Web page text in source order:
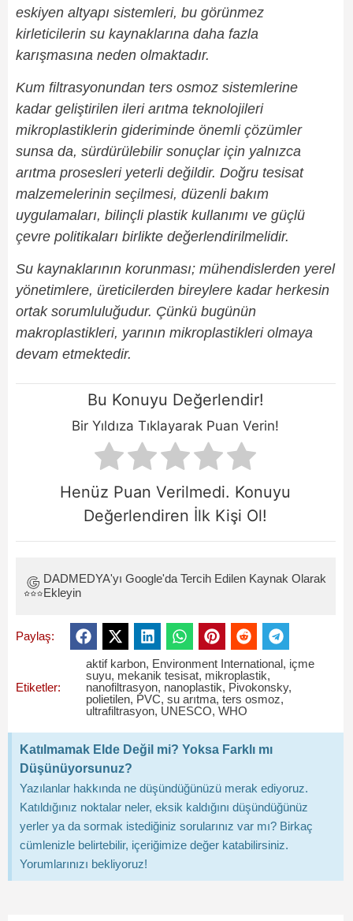
eskiyen altyapı sistemleri, bu görünmez
kirleticilerin su kaynaklarına daha fazla
karışmasına neden olmaktadır.
Kum filtrasyonundan ters osmoz sistemlerine
kadar geliştirilen ileri arıtma teknolojileri
mikroplastiklerin gideriminde önemli çözümler
sunsa da, sürdürülebilir sonuçlar için yalnızca
arıtma prosesleri yeterli değildir. Doğru tesisat
malzemelerinin seçilmesi, düzenli bakım
uygulamaları, bilinçli plastik kullanımı ve güçlü
çevre politikaları birlikte değerlendirilmelidir.
Su kaynaklarının korunması; mühendislerden yerel
yönetimlere, üreticilerden bireylere kadar herkesin
ortak sorumluluğudur. Çünkü bugünün
makroplastikleri, yarının mikroplastikleri olmaya
devam etmektedir.
Bu Konuyu Değerlendir!
Bir Yıldıza Tıklayarak Puan Verin!
Henüz Puan Verilmedi. Konuyu
Değerlendiren İlk Kişi Ol!
DADMEDYA'yı Google'da Tercih Edilen Kaynak Olarak
Ekleyin
Paylaş:
Etiketler:
aktif karbon, Environment International, içme
suyu, mekanik tesisat, mikroplastik,
nanofiltrasyon, nanoplastik, Pivokonsky,
polietilen, PVC,su arıtma,ters osmoz,
ultrafiltrasyon, UNESCO,WHO
Katılmamak Elde Değil mi? Yoksa Farklı mı
Düşünüyorsunuz?
Yazılanlar hakkında ne düşündüğünüzü merak ediyoruz.
Katıldığınız noktalar neler, eksik kaldığını düşündüğünüz
yerler ya da sormak istediğiniz sorularınız var mı? Birkaç
cümlenizle belirtebilir, içeriğimize değer katabilirsiniz.
Yorumlarınızı bekliyoruz!